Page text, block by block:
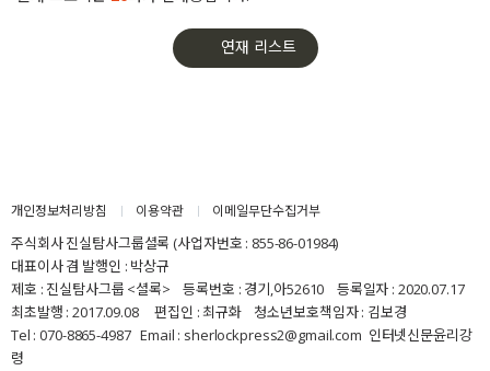
연재 리스트
개인정보처리방침 이용약관 이메일무단수집거부
주식회사 진실탐사그룹셜록 (사업자번호 : 855-86-01984)
대표이사 겸 발행인 : 박상규
제호 : 진실탐사그룹 <셜록> 등록번호 : 경기,아52610 등록일자 : 2020.07.17
최초발행 : 2017.09.08 편집인 : 최규화 청소년보호책임자 : 김보경
Tel : 070-8865-4987 Email : sherlockpress2@gmail.com 인터넷신문윤리강
령